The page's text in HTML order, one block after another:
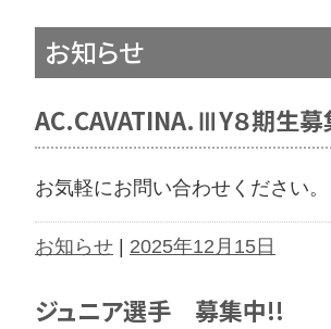
お知らせ
AC.CAVATINA.ⅢY８期生募
お気軽にお問い合わせください
お知らせ | 2025年12月15日
ジュニア選手 募集中!!